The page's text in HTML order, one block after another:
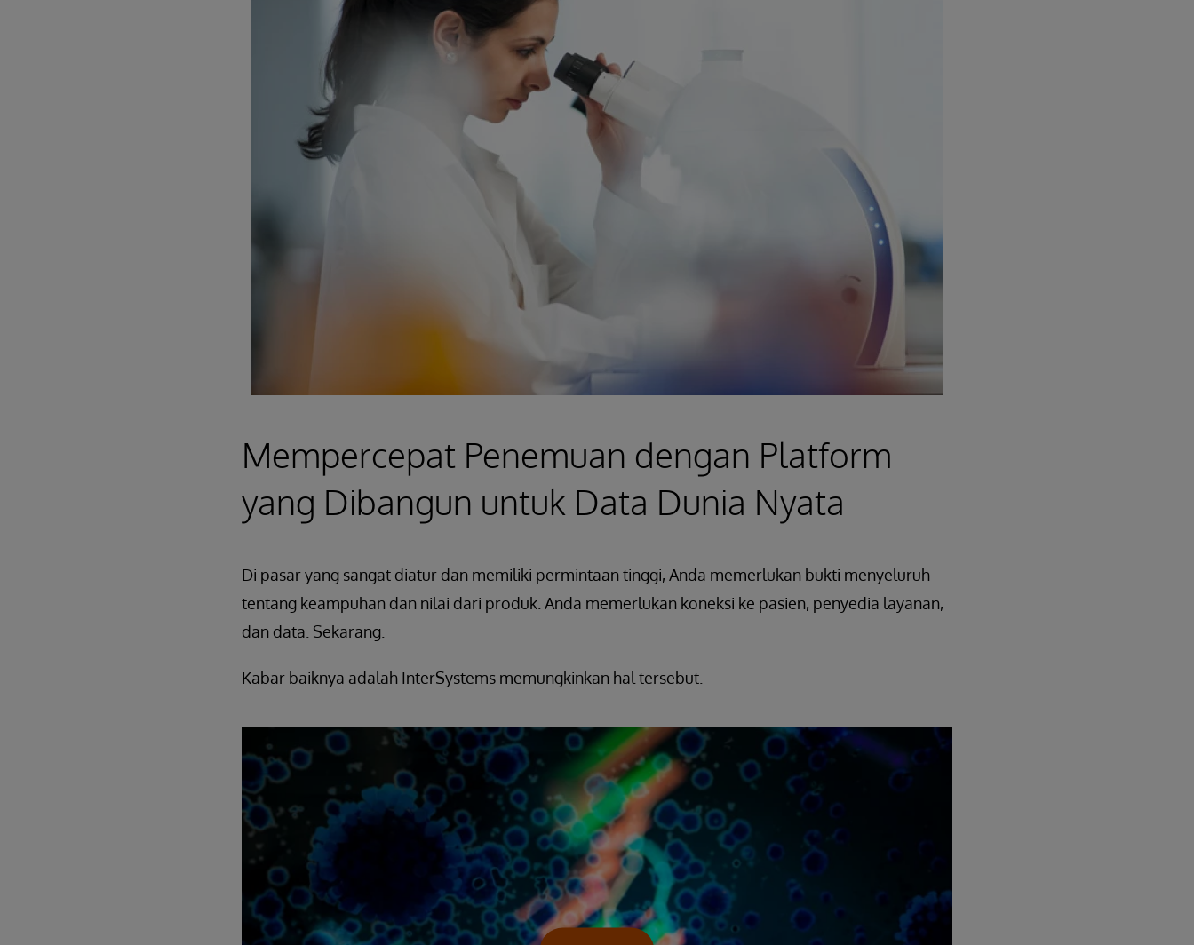
Mempercepat Penemuan dengan Platform
yang Dibangun untuk Data Dunia Nyata
Di pasar yang sangat diatur dan memiliki permintaan tinggi, Anda memerlukan bukti menyeluruh
tentang keampuhan dan nilai dari produk. Anda memerlukan koneksi ke pasien, penyedia layanan,
dan data. Sekarang.
Kabar baiknya adalah InterSystems memungkinkan hal tersebut.